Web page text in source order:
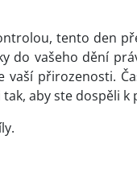
tento den
do vašeho dění
vaší přirozenosti.
aby ste dospěli